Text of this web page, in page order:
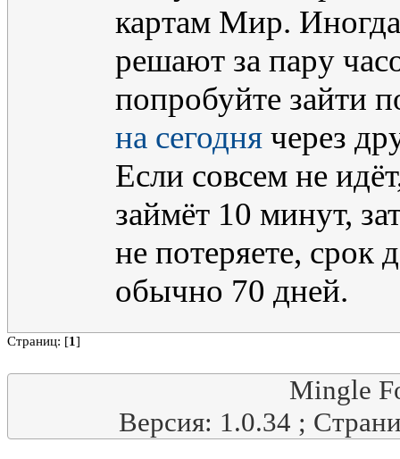
картам Мир.
решают за пару
попробуйте зайти
на сегодня через
Если совсем не
займёт 10 минут,
не потеряете, срок
обычно 70 дней.
Страниц: [1]
Mingle
Версия: 1.0.34 ;